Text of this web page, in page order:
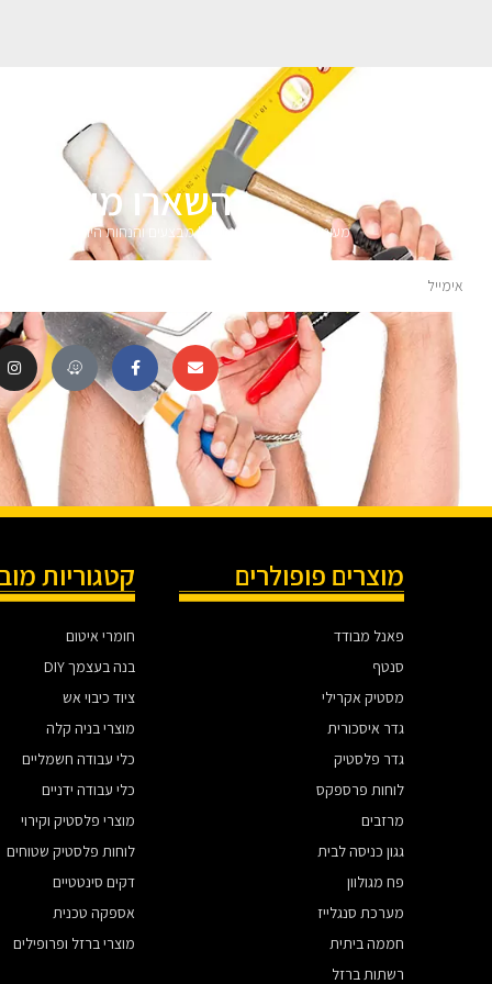
השארו מעודכנים
מעוניינים לקבל עדכונים על מבצעים והנחות הירשמו
מוצרים פופולרים
פאנל מבודד
סנטף
מסטיק אקרילי
גדר איסכורית
גדר פלסטיק
לוחות פרספקס
מרזבים
גגון כניסה לבית
פח מגולוון
מערכת סנגלייז
חממה ביתית
רשתות ברזל
קטגוריות
חומרי איטום
בנה בעצמך DIY
ציוד כיבוי אש
מוצרי בניה קלה
כלי עבודה חשמליים
כלי עבודה ידניים
מוצרי פלסטיק וקירוי
לוחות פלסטיק שטוחים
דקים סינטטיים
אספקה טכנית
מוצרי ברזל ופרופילים